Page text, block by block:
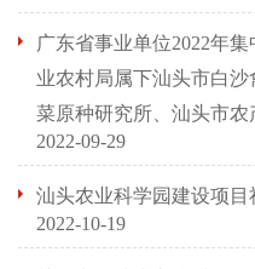
广东省事业单位2022年
业农村局属下汕头市白
菜原种研究所、汕头市
2022-09-29
汕头农业科学园建设项
2022-10-19